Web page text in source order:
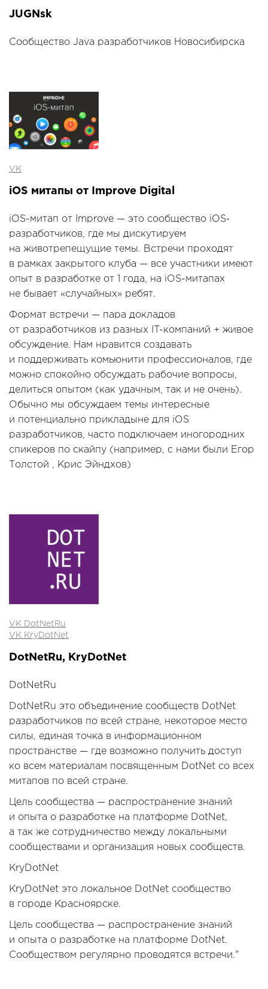
JUGNsk
Сообщество Java разработчиков Новосибирска
VK
iOS митапы от Improve Digital
iOS-митап от Improve — это сообщество iOS-
разработчиков, где мы дискутируем
на животрепещущие темы. Встречи проходят
в рамках закрытого клуба — все участники имеют
опыт в разработке от 1 года, на iOS-митапах
не бывает «случайных» ребят.
Формат встречи — пара докладов
от разработчиков из разных IT-компаний + живое
обсуждение. Нам нравится создавать
и поддерживать комьюнити профессионалов, где
можно спокойно обсуждать рабочие вопросы,
делиться опытом (как удачным, так и не очень).
Обычно мы обсуждаем темы интересные
и потенциально прикладыне для iOS
разработчиков, часто подключаем иногородних
спикеров по скайпу (например, с нами были Егор
Толстой , Крис Эйндхов)
VK DotNetRu
VK KryDotNet
DotNetRu, KryDotNet
DotNetRu
DotNetRu это объединение сообществ DotNet
разработчиков по всей стране, некоторое место
силы, единая точка в информационном
пространстве — где возможно получить доступ
ко всем материалам посвященным DotNet со всех
митапов по всей стране.
Цель сообщества — распространение знаний
и опыта о разработке на платформе DotNet,
а так же сотрудничество между локальными
сообществами и организация новых сообществ.
KryDotNet
KryDotNet это локальное DotNet сообщество
в городе Красноярске.
Цель сообщества — распространение знаний
и опыта о разработке на платформе DotNet.
Сообществом регулярно проводятся встречи."